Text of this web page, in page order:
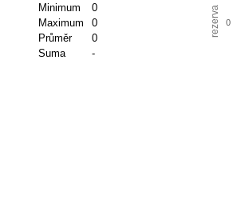
Minimum
0
Maximum
0
Průměr
0
Suma
-
rezerva 0